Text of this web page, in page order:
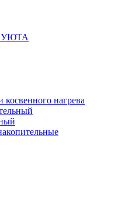
косвенного нагрева